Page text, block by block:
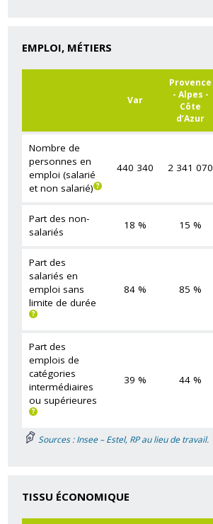
EMPLOI, MÉTIERS
Var
Provence
- Alpes -
Côte
d’Azur
Nombre de
personnes en
emploi (salarié
et non salarié)
440 340 2 341 070
Part des non-
salariés
18 % 15 %
Part des
salariés en
emploi sans
limite de durée
84 % 85 %
Part des
emplois de
catégories
intermédiaires
ou supérieures
39 % 44 %
Sources : Insee – Estel, RP au lieu de travail.
TISSU ÉCONOMIQUE